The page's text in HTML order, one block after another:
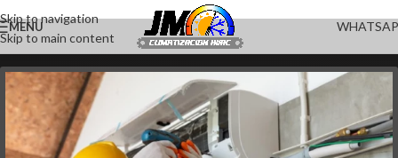
Skip to navigation
Skip to main content
MENU